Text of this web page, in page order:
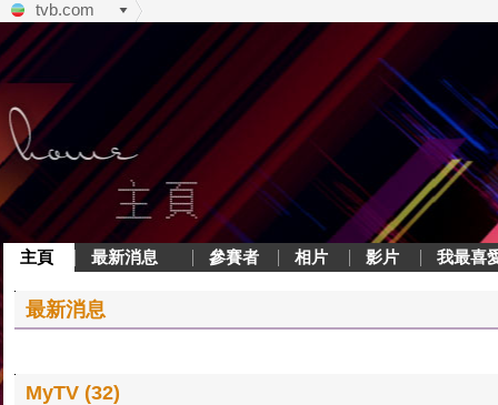
tvb.com
主頁 最新消息 參賽者 相片 影片 我最喜
最新消息
MyTV (32)